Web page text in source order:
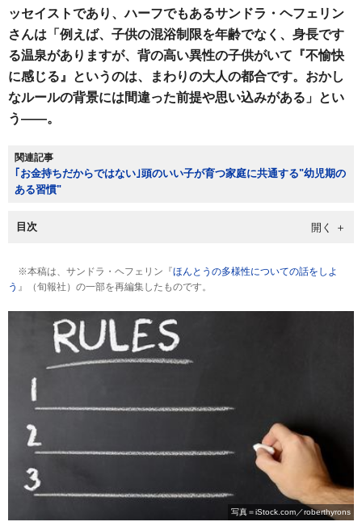
ッセイストであり、ハーフでもあるサンドラ・ヘフェリン
さんは「例えば、子供の混浴制限を年齢でなく、身長です
る温泉がありますが、背の高い異性の子供がいて『不愉快
に感じる』というのは、まわりの大人の都合です。おかし
なルールの背景には間違った前提や思い込みがある」とい
う――。
関連記事
｢お金持ちだからではない｣頭のいい子が育つ家庭に共通する"幼児期の
ある習慣"
目次
※本稿は、サンドラ・ヘフェリン『ほんとうの多様性についての話をしよ
う 』（旬報社）の一部を再編集したものです。
写真＝iStock.com／roberthyrons